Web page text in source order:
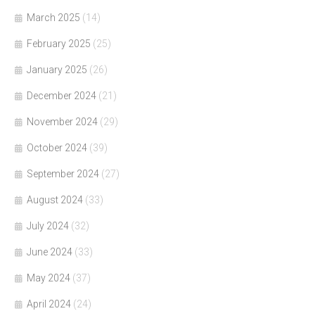
March 2025 (14)
February 2025 (25)
January 2025 (26)
December 2024 (21)
November 2024 (29)
October 2024 (39)
September 2024 (27)
August 2024 (33)
July 2024 (32)
June 2024 (33)
May 2024 (37)
April 2024 (24)